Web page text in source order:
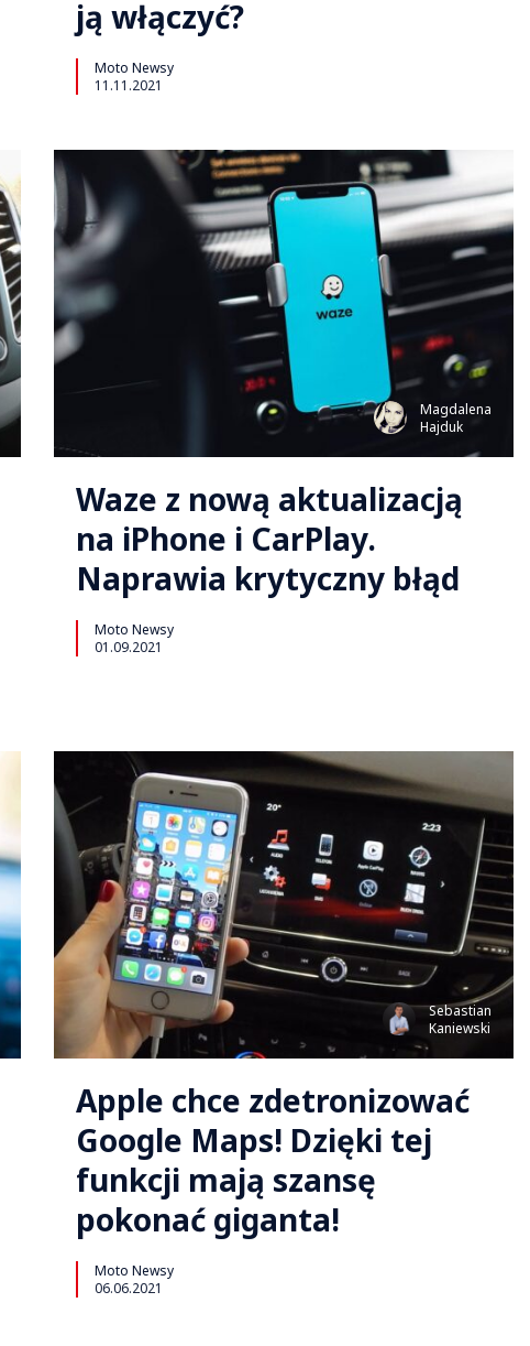
ją włączyć?
Moto Newsy
11.11.2021
Magdalena
Hajduk
Waze z nową aktualizacją
na iPhone i CarPlay.
Naprawia krytyczny błąd
Moto Newsy
01.09.2021
Sebastian
Kaniewski
Apple chce zdetronizować
Google Maps! Dzięki tej
funkcji mają szansę
pokonać giganta!
Moto Newsy
06.06.2021